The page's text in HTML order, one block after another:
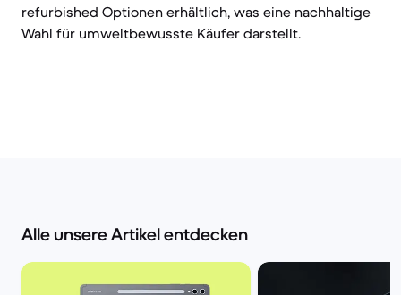
refurbished Optionen erhältlich, was eine nachhaltige
Wahl für umweltbewusste Käufer darstellt.
Alle unsere Artikel entdecken